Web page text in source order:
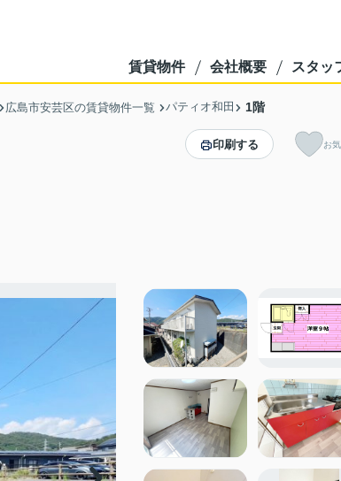
賃貸物件 会社概要 スタッ
広島市安芸区の賃貸物件一覧 パティオ和田 1階
印刷する お